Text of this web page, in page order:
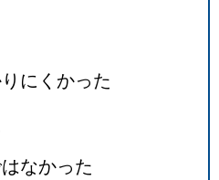
にくかった
なかった